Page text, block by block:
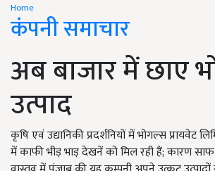
Home
कंपनी समाचार
अब बाजार में छाए
उत्पाद
कृषि एवं उद्यानिकी प्रदर्शनियों में भोगल्स प्रायवेट
में काफी भीड़ भाड़ देखनें को मिल रही हैं; कारण